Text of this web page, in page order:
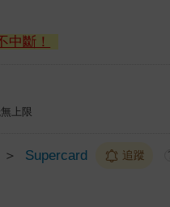
中斷！
上限
＞ Supercard 追蹤